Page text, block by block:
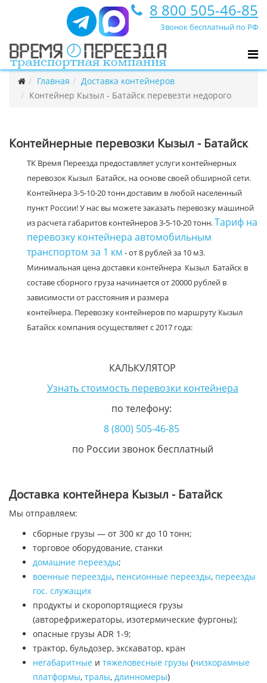
8 800 505-46-85
Звонок бесплатный по РФ
Главная
Доставка контейнеров
Контейнер Кызыл - Батайск перевезти недорого
Контейнерные перевозки Кызыл - Батайск
ТК Время Переезда предоставляет услуги контейнерных
перевозок Кызыл Батайск, на основе своей обширной сети.
Контейнера 3-5-10-20 тонн доставим в любой населенный
пункт России! У нас вы можете заказать перевозку машиной
из расчета габаритов контейнеров 3-5-10-20 тонн.Тариф на
перевозку контейнера автомобильным
транспортом за 1 км - от 8 рублей за 10 м3.
Минимальная цена доставки контейнера Кызыл Батайск в
составе сборного груза начинается от 20000 рублей в
зависимости от расстояния и размера
контейнера. Перевозку контейнеров по маршруту Кызыл
Батайск компания осуществляет с 2017 года:
КАЛЬКУЛЯТОР
Узнать стоимость перевозки контейнера
по телефону:
8 (800) 505-46-85
по России звонок бесплатный
Доставка контейнера Кызыл - Батайск
Мы отправляем:
сборные грузы — от 300 кг до 10 тонн;
торговое оборудование, станки
домашние переезды;
военные переезды, пенсионные переезды, переезды
гос. служащих
продукты и скоропортящиеся грузы
(авторефрижераторы, изотермические фургоны);
опасные грузы ADR 1-9;
трактор, бульдозер, экскаватор, кран
негабаритные и тяжеловесные грузы (низкорамные
платформы, тралы, длинномеры)